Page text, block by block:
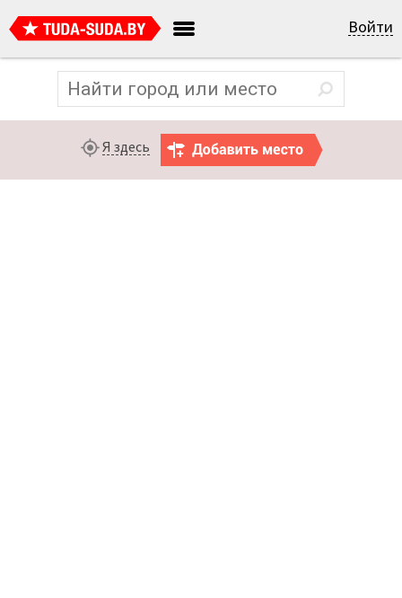
Войти
Я здесь